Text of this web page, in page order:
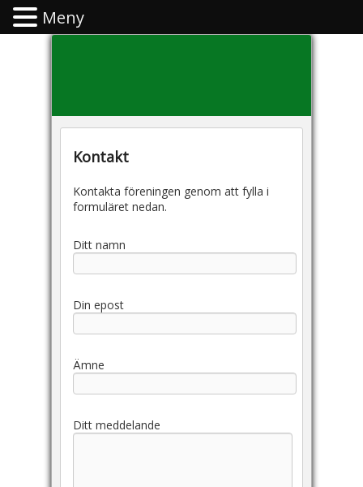
Kontakt
Kontakta föreningen genom att fylla i
formuläret nedan.
Ditt namn
Din epost
Ämne
Ditt meddelande
Meny